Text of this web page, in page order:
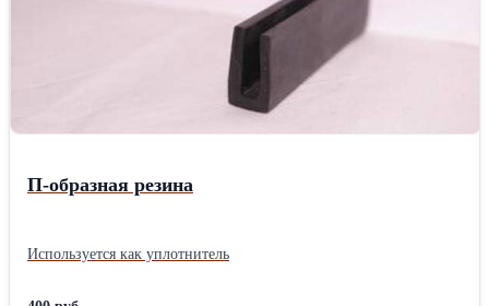
П-образная резина
Используется как уплотнитель